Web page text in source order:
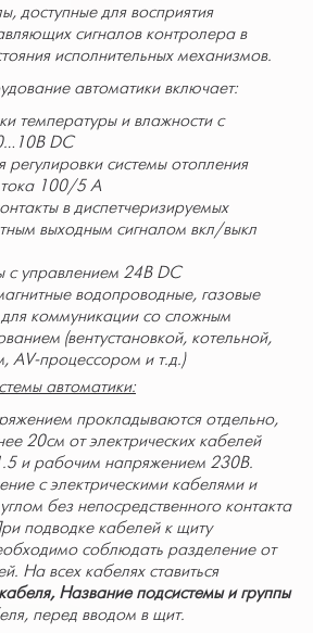
доступные для восприятия
сигналов контролера в
исполнительных механизмов.
автоматики включает:
температуры и влажности с
DC
регулировки системы отопления
100/5 А
в диспетчеризируемых
выходным сигналом вкл/выкл
с управлением 24В DC
водопроводные, газовые
коммуникации со сложным
(вентустановкой, котельной,
AV-процессором и т.д.)
автоматики:
прокладываются отдельно,
20см от электрических кабелей
и рабочим напряжением 230В.
с электрическими кабелями и
без непосредственного контакта
подводке кабелей к щиту
соблюдать разделение от
На всех кабелях ставиться
Название подсистемы и группы
перед вводом в щит.